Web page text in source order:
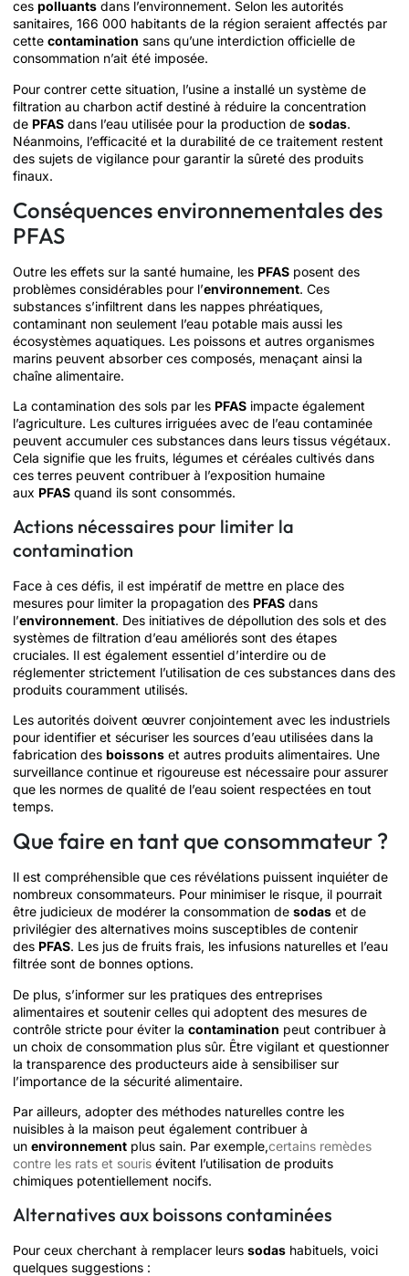
ces polluants dans l’environnement. Selon les autorités
sanitaires, 166 000 habitants de la région seraient affectés par
cette contamination sans qu’une interdiction officielle de
consommation n’ait été imposée.
Pour contrer cette situation, l’usine a installé un système de
filtration au charbon actif destiné à réduire la concentration
de PFAS dans l’eau utilisée pour la production de sodas.
Néanmoins, l’efficacité et la durabilité de ce traitement restent
des sujets de vigilance pour garantir la sûreté des produits
finaux.
Conséquences environnementales des
PFAS
Outre les effets sur la santé humaine, les PFAS posent des
problèmes considérables pour l’environnement. Ces
substances s’infiltrent dans les nappes phréatiques,
contaminant non seulement l’eau potable mais aussi les
écosystèmes aquatiques. Les poissons et autres organismes
marins peuvent absorber ces composés, menaçant ainsi la
chaîne alimentaire.
La contamination des sols par les PFAS impacte également
l’agriculture. Les cultures irriguées avec de l’eau contaminée
peuvent accumuler ces substances dans leurs tissus végétaux.
Cela signifie que les fruits, légumes et céréales cultivés dans
ces terres peuvent contribuer à l’exposition humaine
aux PFAS quand ils sont consommés.
Actions nécessaires pour limiter la
contamination
Face à ces défis, il est impératif de mettre en place des
mesures pour limiter la propagation des PFAS dans
l’environnement. Des initiatives de dépollution des sols et des
systèmes de filtration d’eau améliorés sont des étapes
cruciales. Il est également essentiel d’interdire ou de
réglementer strictement l’utilisation de ces substances dans des
produits couramment utilisés.
Les autorités doivent œuvrer conjointement avec les industriels
pour identifier et sécuriser les sources d’eau utilisées dans la
fabrication des boissons et autres produits alimentaires. Une
surveillance continue et rigoureuse est nécessaire pour assurer
que les normes de qualité de l’eau soient respectées en tout
temps.
Que faire en tant que consommateur ?
Il est compréhensible que ces révélations puissent inquiéter de
nombreux consommateurs. Pour minimiser le risque, il pourrait
être judicieux de modérer la consommation de sodas et de
privilégier des alternatives moins susceptibles de contenir
des PFAS. Les jus de fruits frais, les infusions naturelles et l’eau
filtrée sont de bonnes options.
De plus, s’informer sur les pratiques des entreprises
alimentaires et soutenir celles qui adoptent des mesures de
contrôle stricte pour éviter la contamination peut contribuer à
un choix de consommation plus sûr. Être vigilant et questionner
la transparence des producteurs aide à sensibiliser sur
l’importance de la sécurité alimentaire.
Par ailleurs, adopter des méthodes naturelles contre les
nuisibles à la maison peut également contribuer à
un environnement plus sain. Par exemple,certains remèdes
contre les rats et souris évitent l’utilisation de produits
chimiques potentiellement nocifs.
Alternatives aux boissons contaminées
Pour ceux cherchant à remplacer leurs sodas habituels, voici
quelques suggestions :